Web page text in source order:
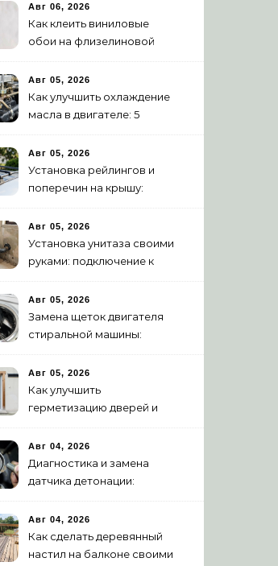
Авг 06, 2026
Как клеить виниловые
обои на флизелиновой
инструкция
Авг 05, 2026
Как улучшить охлаждение
масла в двигателе: 5
Авг 05, 2026
Установка рейлингов и
поперечин на крышу:
Авг 05, 2026
Установка унитаза своими
руками: подключение к
Авг 05, 2026
Замена щеток двигателя
стиральной машины:
Авг 05, 2026
Как улучшить
герметизацию дверей и
способов
Авг 04, 2026
Диагностика и замена
датчика детонации:
Авг 04, 2026
Как сделать деревянный
настил на балконе своими